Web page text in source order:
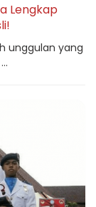
Lengkap
unggulan yang